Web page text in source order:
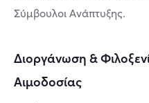
Σύμβουλοι Ανάπτυξης.
Διοργάνωση &
Αιμοδοσίας